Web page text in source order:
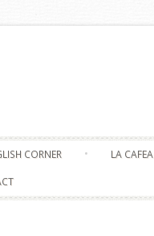
CORNER
LA CAFEA